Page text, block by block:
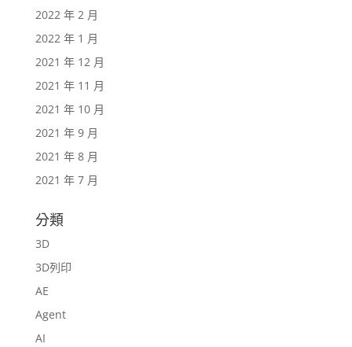
2022 年 2 月
2022 年 1 月
2021 年 12 月
2021 年 11 月
2021 年 10 月
2021 年 9 月
2021 年 8 月
2021 年 7 月
分類
3D
3D列印
AE
Agent
AI